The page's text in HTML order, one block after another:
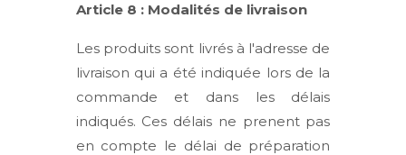
Article 8 : Modalités de livraison
Les produits sont livrés à l'adresse de
livraison qui a été indiquée lors de la
commande et dans les délais
indiqués. Ces délais ne prenent pas
en compte le délai de préparation